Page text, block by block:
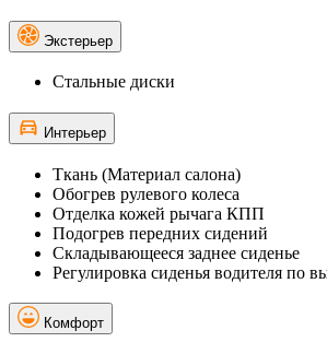
Экстерьер
Стальные диски
Интерьер
Ткань (Материал салона)
Обогрев рулевого колеса
Отделка кожей рычага КПП
Подогрев передних сидений
Складывающееся заднее сиденье
Регулировка сиденья водителя по
Комфорт